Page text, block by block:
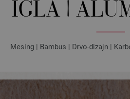
IGLA |
Mesing | Bambus | Drvo-dizajn |